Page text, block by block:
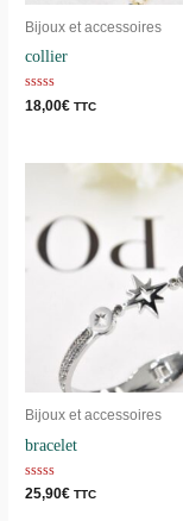
Bijoux et accessoires
collier
Note
0
18,00€ TTC
Bijoux et accessoires
bracelet
Note
25,90€ TTC